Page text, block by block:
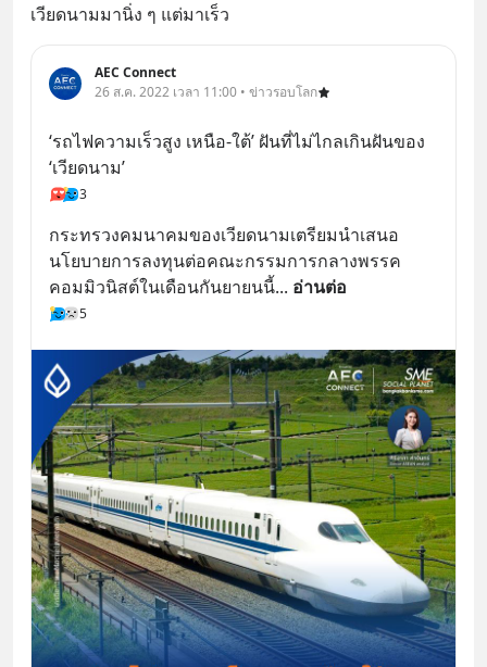
เวียดนามมานิ่ง ๆ แต่มาเร็ว
AEC Connect
26 ส.ค. 2022 เวลา 11:00 • ข่าวรอบโลก
‘รถไฟความเร็วสูง เหนือ-ใต้’ ฝันที่ไม่ไกลเกินฝันของ
‘เวียดนาม’
3
กระทรวงคมนาคมของเวียดนามเตรียมนำเสนอ
นโยบายการลงทุนต่อคณะกรรมการกลางพรรค
คอมมิวนิสต์ในเดือนกันยายนนี้... อ่านต่อ
5